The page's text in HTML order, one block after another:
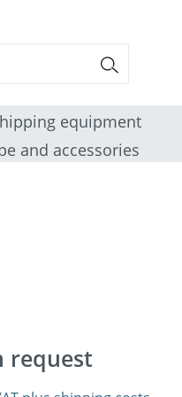
equipment
and accessories
request